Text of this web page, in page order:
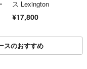
ス Lexington
¥17,800
スのおすすめ